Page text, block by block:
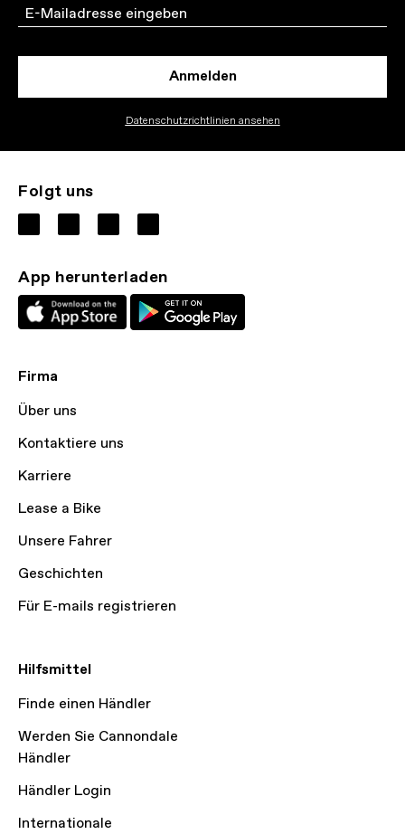
Email
Anmelden
Datenschutzrichtlinien ansehen
Folgt uns
App herunterladen
Firma
Über uns
Kontaktiere uns
Karriere
Lease a Bike
Unsere Fahrer
Geschichten
Für E-mails registrieren
Hilfsmittel
Finde einen Händler
Werden Sie Cannondale
Händler
Händler Login
Internationale